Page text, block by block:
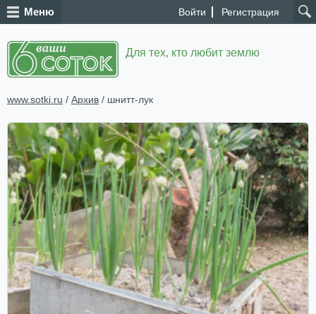
Войти Регистрация
Меню
Для тех, кто любит землю
www.sotki.ru / Архив / шнитт-лук